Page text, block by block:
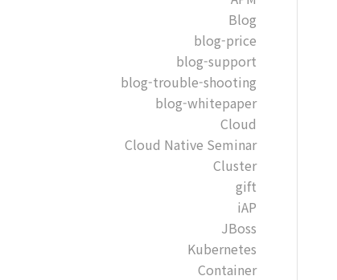
Blog
blog-price
blog-support
blog-trouble-shooting
blog-whitepaper
Cloud
Cloud Native Seminar
Cluster
gift
iAP
JBoss
Kubernetes
Container